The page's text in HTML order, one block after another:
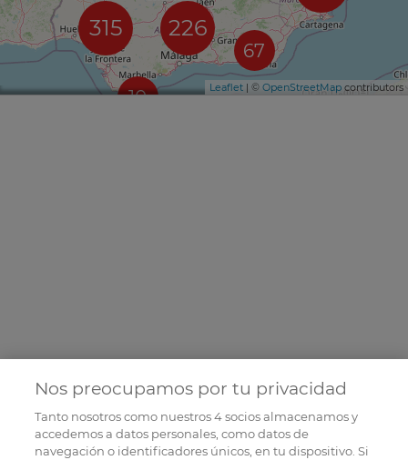
10
226
315
67
Leaflet | © OpenStreetMap contributors
Nos preocupamos por tu privacidad
Tanto nosotros como nuestros4socios almacenamos y
accedemos a datos personales, como datos de
navegación o identificadores únicos, en tu dispositivo. Si